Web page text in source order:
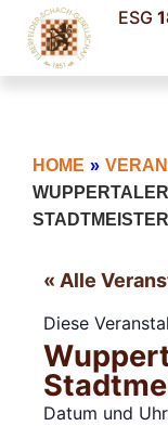
ESG
HOME »
« Alle
Diese
Datum und